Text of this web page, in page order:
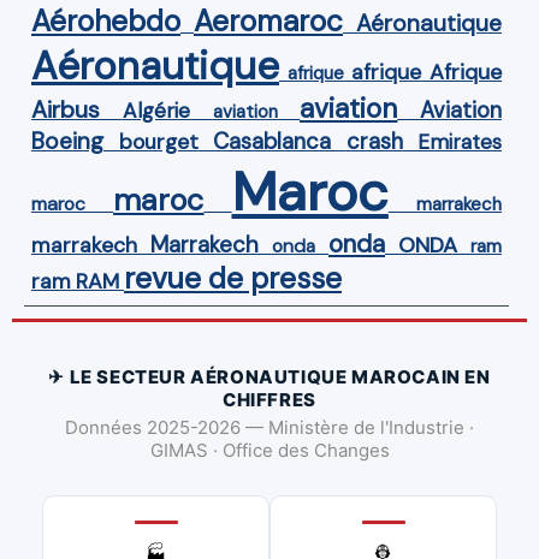
Aérohebdo Aeromaroc Aéronautique
Aéronautique afrique afrique Afrique
Airbus Algérie aviation aviation Aviation
Boeing bourget Casablanca crash Emirates
maroc maroc Maroc marrakech
marrakech Marrakech onda onda ONDA ram
ram RAM revue de presse
✈ LE SECTEUR AÉRONAUTIQUE MAROCAIN EN
CHIFFRES
Données 2025-2026 — Ministère de l'Industrie ·
GIMAS · Office des Changes
🏭
👷